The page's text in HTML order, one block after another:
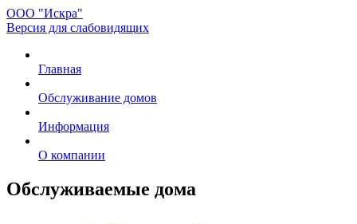
ООО "Искра"
Версия для слабовидящих
Главная
Обслуживание домов
Информация
О компании
Обслуживаемые дома